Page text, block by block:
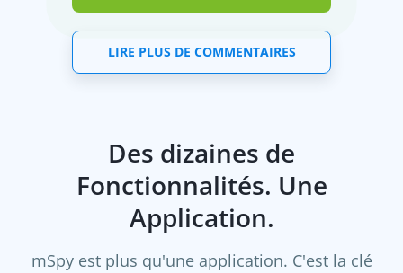
LIRE PLUS DE COMMENTAIRES
Des dizaines de
Fonctionnalités. Une
Application.
mSpy est plus qu'une application. C'est la clé